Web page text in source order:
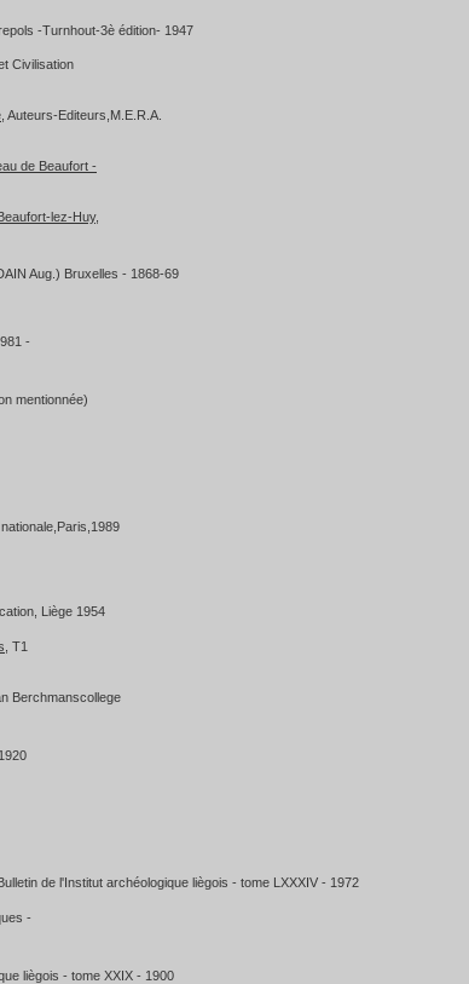
-Turnhout-3è édition- 1947
Civilisation
, Auteurs-Editeurs,M.E.R.A.
de Beaufort -
lez-Huy,
Aug.) Bruxelles - 1868-69
-
mentionnée)
nationale,Paris,1989
Liège 1954
, T1
Berchmanscollege
de l'Institut archéologique liègois - tome LXXXIV - 1972
-
liègois - tome XXIX - 1900